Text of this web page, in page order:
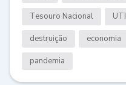
Tesouro Nacional UTI
destruição economia
pandemia